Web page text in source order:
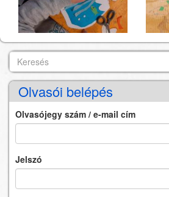
Search
Keresés
Olvasói belépés
Olvasójegy szám / e-mail cím
Jelszó